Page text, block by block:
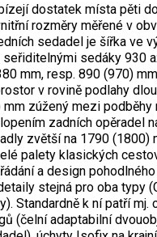
dostatek místa pěti
rozměry měřené v
sedadel je šířka ve
sedáky 930
mm, resp. 890 (970)
v rovině podlahy
zúžený mezi
zadních opěradel
zvětší na 1790 (1800)
palety klasických
a design
stejná pro oba typy
Standardně k ní patří
(čelní adaptabilní